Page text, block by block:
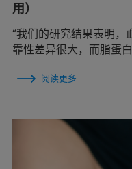
用）
“我们的研究结果表明，
靠性差异很大，而脂蛋
阅读更多